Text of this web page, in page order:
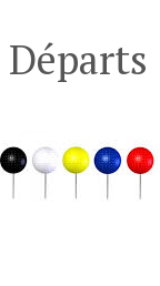
Départs